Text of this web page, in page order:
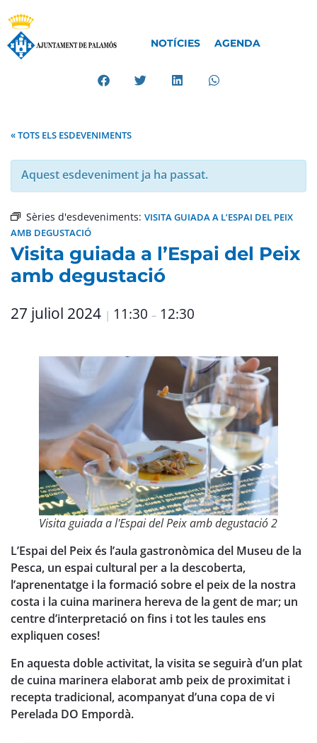
NOTÍCIES AGENDA
« TOTS ELS ESDEVENIMENTS
Aquest esdeveniment ja ha passat.
Sèries d'esdeveniments: VISITA GUIADA A L’ESPAI DEL PEIX
AMB DEGUSTACIÓ
Visita guiada a l’Espai del Peix
amb degustació
27 juliol 2024 | 11:30 – 12:30
Visita guiada a l'Espai del Peix amb degustació 2
L’Espai del Peix és l’aula gastronòmica del Museu de la
Pesca, un espai cultural per a la descoberta,
l’aprenentatge i la formació sobre el peix de la nostra
costa i la cuina marinera hereva de la gent de mar; un
centre d’interpretació on fins i tot les taules ens
expliquen coses!
En aquesta doble activitat, la visita se seguirà d’un plat
de cuina marinera elaborat amb peix de proximitat i
recepta tradicional, acompanyat d’una copa de vi
Perelada DO Empordà.